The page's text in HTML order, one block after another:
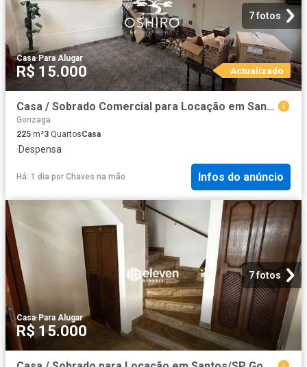
7 fotos
Casa·Para Alugar
R$ 15.000 Actualizado
Casa / Sobrado Comercial para Locação em Santos/SP Gonzaga 3 Quartos
Gonzaga
225 m²3 QuartosCasa
·Despensa
Há: 1 dia por Chaves na mão Infos do anúncio
7 fotos
Casa· Para Alugar
R$ 15.000